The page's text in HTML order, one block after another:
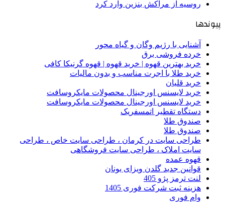
روسیه از مراکش بنزین وارد کرد
پیوندها
آشنایی با رژیم وگان و گیاه محور
خرده فروشی برق
خرید بهترین قهوه | خرید قهوه | قهوه گرنیکا کافی
خرید طلا با اجرت مناسب و بدون مالیات
خرید قلیان
خرید لایسنس اورجینال محصولات مایکروسافت
خرید لایسنس اورجینال محصولات مایکروسافت
دستگاه تقطیر اتمسفریک
صندوق طلا
صندوق طلا
طراحی سایت در کرمان ، طراحی سایت خاص ، طراحی
سایت املاک ، طراحی سایت فروشگاهی
قهوه عمده
قوانین جدید گلدن ویزای یونان
لنت ترمز پژو 405
هزینه ثبت شرکت فوری 1405
وام فوری